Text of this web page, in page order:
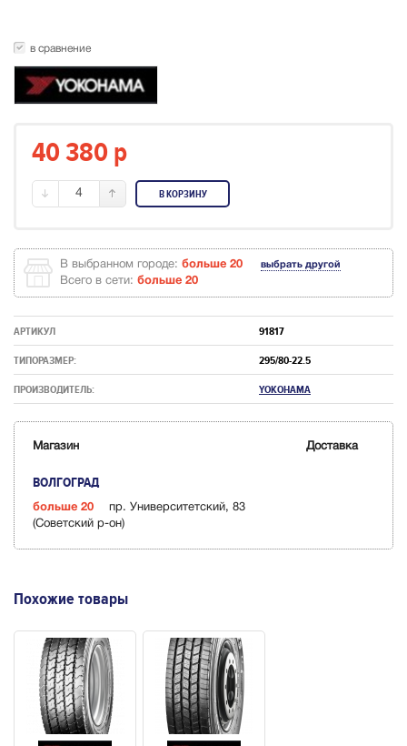
в сравнение
40 380 p
4 В КОРЗИНУ
В выбранном городе: больше 20 выбрать другой
Всего в сети: больше 20
АРТИКУЛ 91817
ТИПОРАЗМЕР: 295/80-22.5
ПРОИЗВОДИТЕЛЬ: YOKOHAMA
Магазин Доставка
ВОЛГОГРАД
больше 20
пр. Университетский, 83
(Советский р-он)
Похожие товары